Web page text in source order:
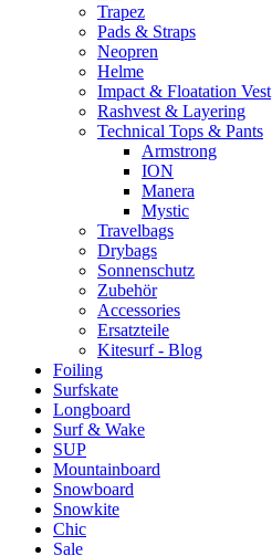
Trapez
Pads & Straps
Neopren
Helme
Impact & Floatation Vest
Rashvest & Layering
Technical Tops & Pants
Armstrong
ION
Manera
Mystic
Travelbags
Drybags
Sonnenschutz
Zubehör
Accessories
Ersatzteile
Kitesurf - Blog
Foiling
Surfskate
Longboard
Surf & Wake
SUP
Mountainboard
Snowboard
Snowkite
Chic
Sale